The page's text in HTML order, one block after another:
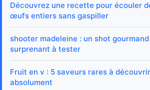
Découvrez une recette pour écouler
œufs entiers sans gaspiller
shooter madeleine : un shot
surprenant à tester
Fruit en v : 5 saveurs rares à découvrir
absolument